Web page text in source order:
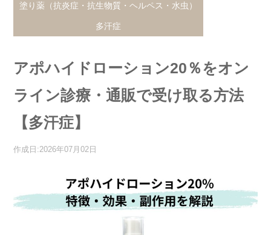
塗り薬（抗炎症・抗生物質・ヘルペス・水虫）
多汗症
アポハイドローション20％をオン
ライン診療・通販で受け取る方法
【多汗症】
作成日:2026年07月02日